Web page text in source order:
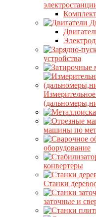
устройства
машины по
оборудование
конвертеры
Станки
заточные и